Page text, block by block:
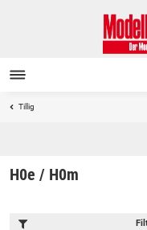
Tillig
H0e / H0m